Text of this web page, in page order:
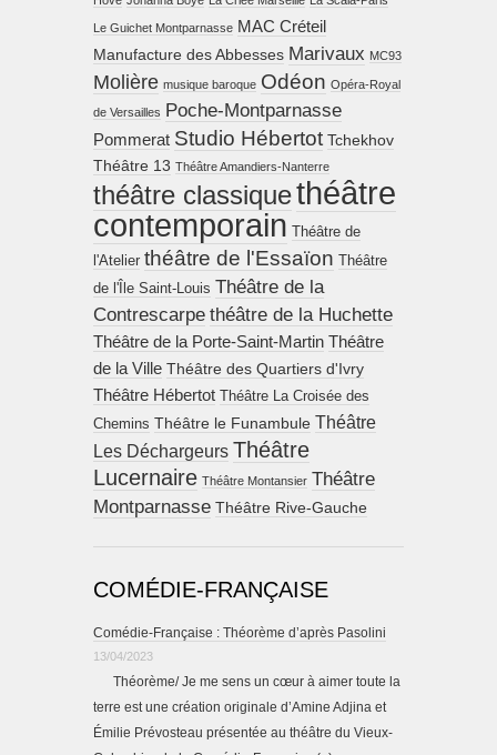
Le Guichet Montparnasse MAC Créteil
Manufacture des Abbesses Marivaux MC93
Molière musique baroque Odéon Opéra-Royal
de Versailles Poche-Montparnasse
Pommerat Studio Hébertot Tchekhov
Théâtre 13 Théâtre Amandiers-Nanterre
théâtre classiquethéâtre
contemporain
Théâtre de
l'Atelier théâtre de l'Essaïon
Théâtre
de l'Île Saint-Louis Théâtre de la
Contrescarpe théâtre de la Huchette
Théâtre de la Porte-Saint-Martin Théâtre
de la Ville Théâtre des Quartiers d'Ivry
Théâtre Hébertot
Théâtre La Croisée des
Chemins Théâtre le Funambule Théâtre
Les Déchargeurs Théâtre
Lucernaire Théâtre Montansier Théâtre
Montparnasse Théâtre Rive-Gauche
COMÉDIE-FRANÇAISE
Comédie-Française : Théorème d’après Pasolini
13/04/2023
Théorème/ Je me sens un cœur à aimer toute la
terre est une création originale d’Amine Adjina et
Émilie Prévosteau présentée au théâtre du Vieux-